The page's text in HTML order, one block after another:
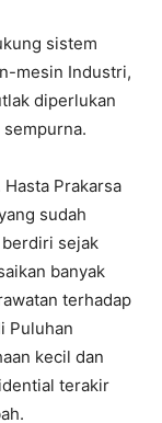
sistem
mesin Industri,
diperlukan
Prakarsa
sudah
berdiri sejak
banyak
terhadap
Puluhan
kecil dan
terakir